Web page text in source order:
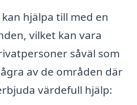
hjälpa till med en
vilket kan vara
såväl som
av de områden där
värdefull hjälp: